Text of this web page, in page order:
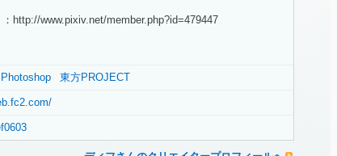
http://www.pixiv.net/member.php?id=479447
Photoshop 東方PROJECT